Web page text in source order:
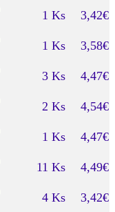
1 Ks
3,42€
1 Ks
3,58€
3 Ks
4,47€
2 Ks
4,54€
1 Ks
4,47€
11 Ks
4,49€
4 Ks
3,42€